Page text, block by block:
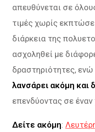
απευθύνεται σε
τιμές χωρίς
διάρκεια της
ασχοληθεί με
δραστηριότητες, ενώ
λανσάρει ακόμη και
επενδύοντας σε
Δείτε ακόμη: